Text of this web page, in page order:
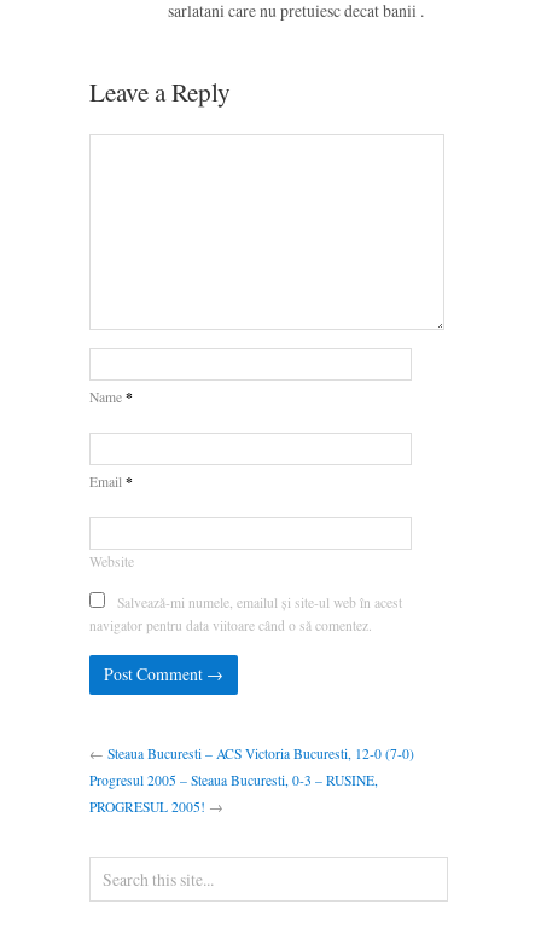
sarlatani care nu pretuiesc decat banii .
Leave a Reply
Name *
Email *
Website
Salvează-mi numele, emailul și site-ul web în acest
navigator pentru data viitoare când o să comentez.
← Steaua Bucuresti – ACS Victoria Bucuresti, 12-0 (7-0)
Progresul 2005 – Steaua Bucuresti, 0-3 – RUSINE,
PROGRESUL 2005! →